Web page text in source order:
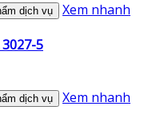
dịch vụ Xem nhanh
5
dịch vụ Xem nhanh